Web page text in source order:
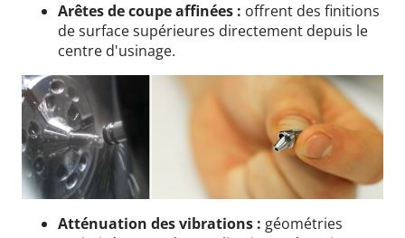
Arêtes de coupe affinées : offrent des finitions
de surface supérieures directement depuis le
centre d'usinage.
Atténuation des vibrations : géométries